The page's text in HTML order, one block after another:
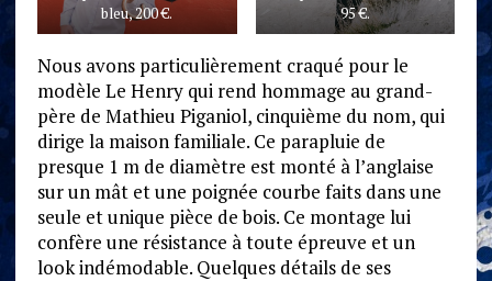
bleu, 200 €.
95 €.
Nous avons particulièrement craqué pour le
modèle Le Henry qui rend hommage au grand-
père de Mathieu Piganiol, cinquième du nom, qui
dirige la maison familiale. Ce parapluie de
presque 1 m de diamètre est monté à l’anglaise
sur un mât et une poignée courbe faits dans une
seule et unique pièce de bois. Ce montage lui
confère une résistance à toute épreuve et un
look indémodable. Quelques détails de ses